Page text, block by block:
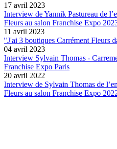
17 avril 2023
Interview de Yannik Pastureau de
Fleurs au salon Franchise Expo
11 avril 2023
"J'ai 3 boutiques Carrément Fleurs
04 avril 2023
Interview Sylvain Thomas -
Franchise Expo Paris
20 avril 2022
Interview de Sylvain Thomas de
Fleurs au salon Franchise Expo